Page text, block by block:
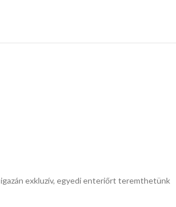
exkluzív, egyedi enteriőrt teremthetünk